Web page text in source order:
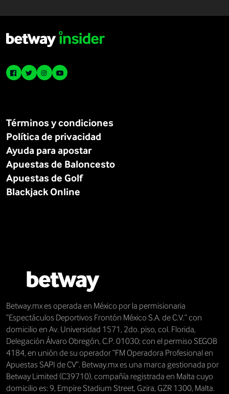
Términos y condiciones
Política de privacidad
Ayuda para apostar
Apuestas de Baloncesto
Apuestas de Golf
Blackjack Online
Betway.mx es operada en México por la permisionaria
“Espectáculos Deportivos Frontón México S.A. de C.V.” con
domicilio en Av. Universidad 1571, 2do. piso, col. Florida,
Delegación Álvaro Obregón, C.P. 01030; con el permiso SEGOB
4184, en unión de su operador “FM Operadora Profesional en
Apuestas SAPI de CV”. Betway.mx es una marca gestionada por
Betway Limited (C39710), compañía registrada en Malta cuyo
domicilio es: 9, Empire Stadium Street, Gzira, GZR 1300, Malta.